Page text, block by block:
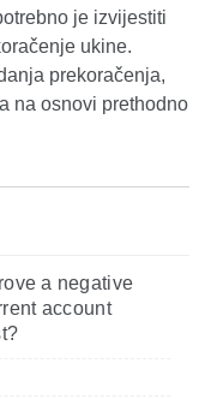
je izvijestiti
ukine.
prekoračenja,
na osnovi prethodno
a negative
account